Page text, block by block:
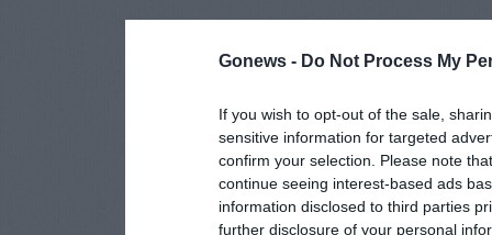
Gonews - Do Not Process My
If you wish to opt-out of the sale,
sensitive information for targeted
confirm your selection. Please note
continue seeing interest-based ads
information disclosed to third parties
further disclosure of your personal